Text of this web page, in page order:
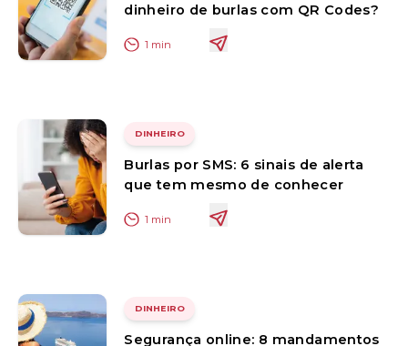
dinheiro de burlas com QR Codes?
1 min
DINHEIRO
Burlas por SMS: 6 sinais de alerta
que tem mesmo de conhecer
1 min
DINHEIRO
Segurança online: 8 mandamentos